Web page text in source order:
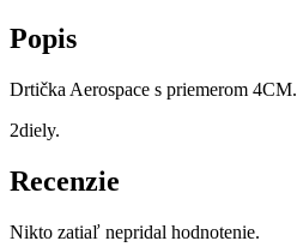
Popis
Drtička Aerospace s priemerom 4CM.
2diely.
Recenzie
Nikto zatiaľ nepridal hodnotenie.